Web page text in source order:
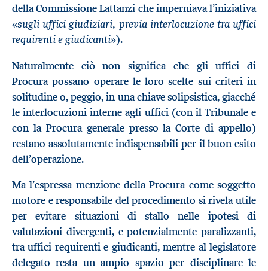
della Commissione Lattanzi che imperniava l’iniziativa
«sugli uffici giudiziari, previa interlocuzione tra uffici
requirenti e giudicanti»).
Naturalmente ciò non significa che gli uffici di
Procura possano operare le loro scelte sui criteri in
solitudine o, peggio, in una chiave solipsistica, giacché
le interlocuzioni interne agli uffici (con il Tribunale e
con la Procura generale presso la Corte di appello)
restano assolutamente indispensabili per il buon esito
dell’operazione.
Ma l’espressa menzione della Procura come soggetto
motore e responsabile del procedimento si rivela utile
per evitare situazioni di stallo nelle ipotesi di
valutazioni divergenti, e potenzialmente paralizzanti,
tra uffici requirenti e giudicanti, mentre al legislatore
delegato resta un ampio spazio per disciplinare le